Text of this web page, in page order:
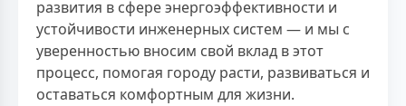
развития в сфере энергоэффективности и
устойчивости инженерных систем — и мы с
уверенностью вносим свой вклад в этот
процесс, помогая городу расти, развиваться и
оставаться комфортным для жизни.